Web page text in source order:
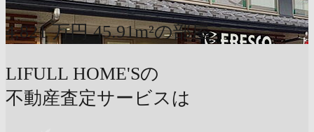
4,821 万円 45.91m²の部屋
LIFULL HOME'Sの
不動産査定サービスは